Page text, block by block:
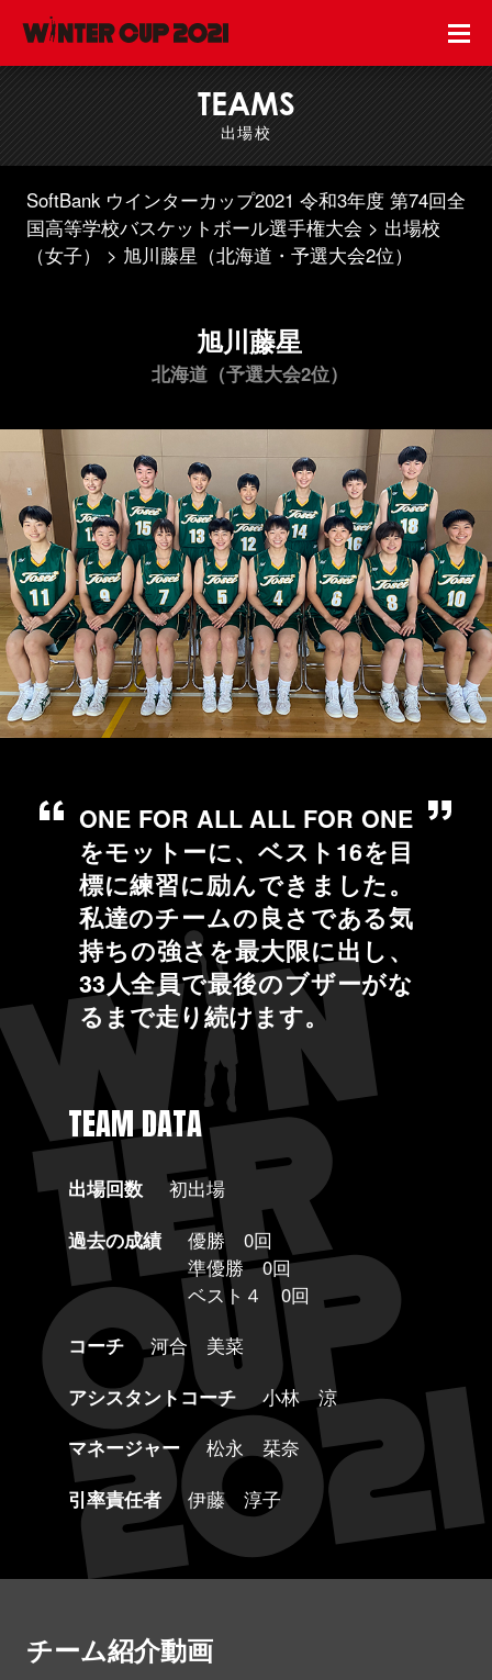
TEAMS
出場校
SoftBank ウインターカップ2021 令和3年度 第74回全
国高等学校バスケットボール選手権大会
出場校
（女子）
旭川藤星（北海道・予選大会2位）
旭川藤星
北海道（予選大会2位）
ONE FOR ALL ALL FOR ONE
をモットーに、ベスト16を目
標に練習に励んできました。
私達のチームの良さである気
持ちの強さを最大限に出し、
33人全員で最後のブザーがな
るまで走り続けます。
TEAM DATA
出場回数
初出場
過去の成績
優勝 0回
準優勝 0回
ベスト４ 0回
コーチ
河合 美菜
アシスタントコーチ
小林 涼
マネージャー
松永 栞奈
引率責任者
伊藤 淳子
チーム紹介動画